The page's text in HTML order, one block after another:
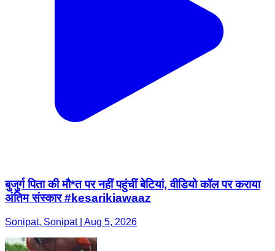
बुजुर्ग पिता की मौ*त पर नहीं पहुंचीं बेटियां, वीडियो कॉल पर कराया
अंतिम संस्कार #kesarikiawaaz
Sonipat, Sonipat | Aug 5, 2026